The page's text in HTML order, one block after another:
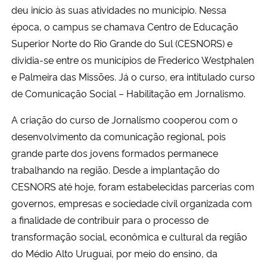
Ministério da Saúde
Ministério de Minas e Energia
Ministério da Ciência, Tecnologia, Inovações e Comunicações
Ministério do Turismo
Ministério do Desenvolvimento Regional
Ministério da Mulher, da Família e dos Direitos Humanos
deu início às suas atividades no município. Nessa
época, o campus se chamava Centro de Educação
Superior Norte do Rio Grande do Sul (CESNORS) e
dividia-se entre os municípios de Frederico Westphalen
e Palmeira das Missões. Já o curso, era intitulado curso
de Comunicação Social – Habilitação em Jornalismo.
A criação do curso de Jornalismo cooperou com o
desenvolvimento da comunicação regional, pois
grande parte dos jovens formados permanece
trabalhando na região. Desde a implantação do
CESNORS até hoje, foram estabelecidas parcerias com
governos, empresas e sociedade civil organizada com
a finalidade de contribuir para o processo de
transformação social, econômica e cultural da região
do Médio Alto Uruguai, por meio do ensino, da